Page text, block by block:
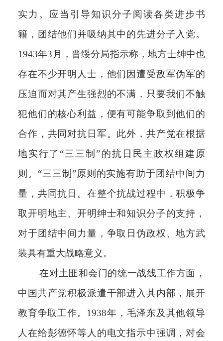
实力。应当引导知识分子阅读各类进步书
籍，团结他们并吸纳其中的先进分子入党。
1943年3月，晋绥分局指示称，地方士绅中也
存在不少开明人士，他们因遭受敌军伪军的
压迫而对其产生强烈的不满，只要我们不触
犯他们的核心利益，便有可能争取到他们的
合作，共同对抗日军。此外，共产党在根据
地实行了“三三制”的抗日民主政权组建原
则。“三三制”原则的实施有助于团结中间力
量，共同抗日。在整个抗战过程中，积极争
取开明地主、开明绅士和知识分子的支持，
对于团结中间力量，争取日伪政权、地方武
装具有重大战略意义。
在对土匪和会门的统一战线工作方面，
中国共产党积极派遣干部进入其内部，展开
教育争取工作。1938年，毛泽东及其他领导
人在给彭德怀等人的电文指示中强调，对会